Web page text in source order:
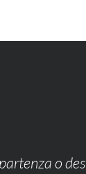
o